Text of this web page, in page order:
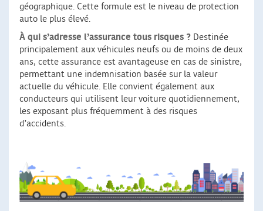
géographique. Cette formule est le niveau de protection
auto le plus élevé.
À qui s’adresse l’assurance tous risques ? Destinée
principalement aux véhicules neufs ou de moins de deux
ans, cette assurance est avantageuse en cas de sinistre,
permettant une indemnisation basée sur la valeur
actuelle du véhicule. Elle convient également aux
conducteurs qui utilisent leur voiture quotidiennement,
les exposant plus fréquemment à des risques
d’accidents.